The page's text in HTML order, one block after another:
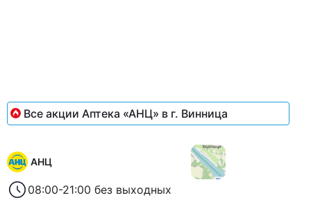
Все акции Аптека «АНЦ» в г. Винница
АНЦ
08:00-21:00 без выходных